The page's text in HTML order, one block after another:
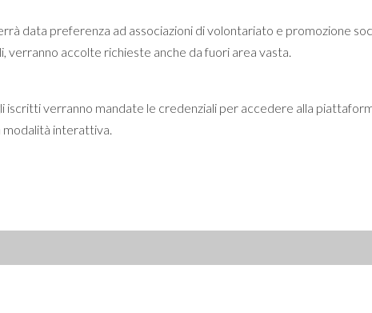
data preferenza ad associazioni di volontariato e promozione
verranno accolte richieste anche da fuori area vasta.
iscritti verranno mandate le credenziali per accedere alla
modalità interattiva.